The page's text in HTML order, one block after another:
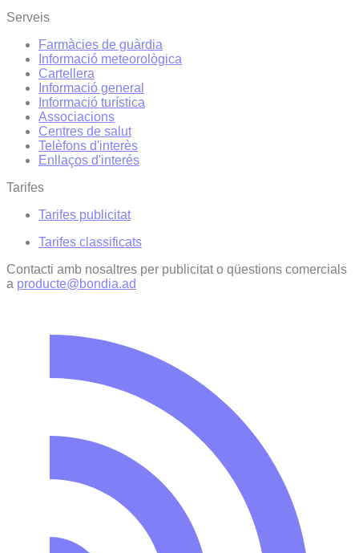
Serveis
Farmàcies de guàrdia
Informació meteorològica
Cartellera
Informació general
Informació turística
Associacions
Centres de salut
Telèfons d'interès
Enllaços d'interés
Tarifes
Tarifes publicitat
Tarifes classificats
Contacti amb nosaltres per publicitat o qüestions comercials
a producte@bondia.ad